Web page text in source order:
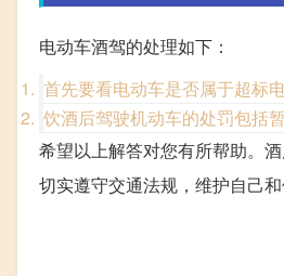
电动车酒驾的处理如下：
首先要看电动车是否属于超标
饮酒后驾驶机动车的处罚包括
希望以上解答对您有所帮助。
切实遵守交通法规，维护自己和